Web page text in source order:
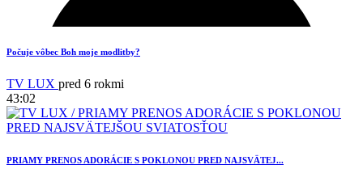
Počuje vôbec Boh moje modlitby?
TV LUX pred 6 rokmi
43:02
PRIAMY PRENOS ADORÁCIE S POKLONOU PRED NAJSVÄTEJ...